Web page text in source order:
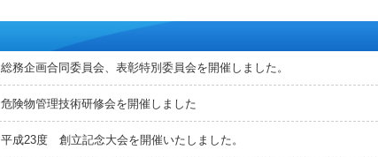
総務企画合同委員会、表彰特別委員会を開催しました。
危険物管理技術研修会を開催しました
平成23度 創立記念大会を開催いたしました。